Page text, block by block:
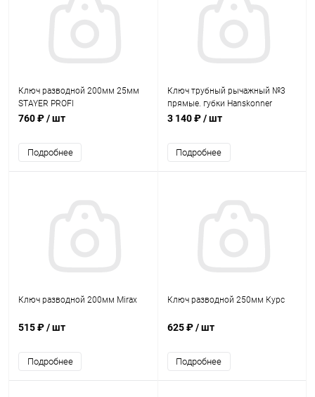
Ключ разводной 200мм 25мм
STAYER PROFI
760 ₽/ шт
Подробнее
Ключ трубный рычажный №3
прямые. губки Hanskonner
3 140 ₽/ шт
Подробнее
Ключ разводной 200мм Mirax
515 ₽/ шт
Подробнее
Ключ разводной 250мм Курс
625 ₽/ шт
Подробнее